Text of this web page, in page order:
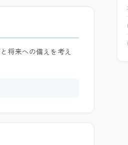
将来への備えを考え